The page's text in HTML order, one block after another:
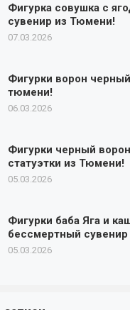
Фигурка совушка с
сувенир из Тюмени!
07.03.2026
Фигурки ворон
тюмени!
06.03.2026
Фигурки черный
статуэтки из Тюмени!
05.03.2026
Фигурки баба Яга и
бессмертный
05.03.2026